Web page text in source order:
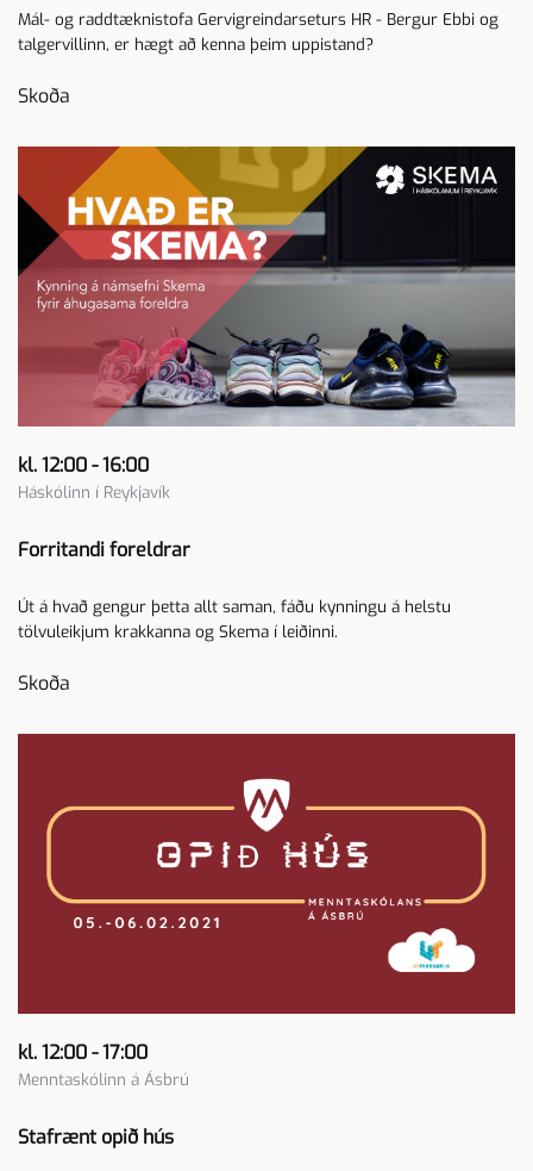
Mál- og raddtæknistofa Gervigreindarseturs HR - Bergur Ebbi og
talgervillinn, er hægt að kenna þeim uppistand?
Skoða
kl. 12:00 - 16:00
Háskólinn í Reykjavík
Forritandi foreldrar
Út á hvað gengur þetta allt saman, fáðu kynningu á helstu
tölvuleikjum krakkanna og Skema í leiðinni.
Skoða
kl. 12:00 - 17:00
Menntaskólinn á Ásbrú
Stafrænt opið hús